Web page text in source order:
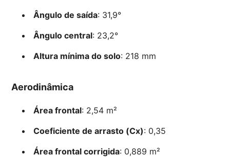
Ângulo de saída: 31,9°
Ângulo central: 23,2°
Altura mínima do solo: 218 mm
Aerodinâmica
Área frontal: 2,54 m²
Coeficiente de arrasto (Cx): 0,35
Área frontal corrigida: 0,889 m²